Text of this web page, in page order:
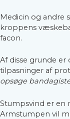
Medicin og andre
kroppens
facon.
Af disse grunde
tilpasninger af
opsøge
Stumpsvind er en
Armstumpen vil